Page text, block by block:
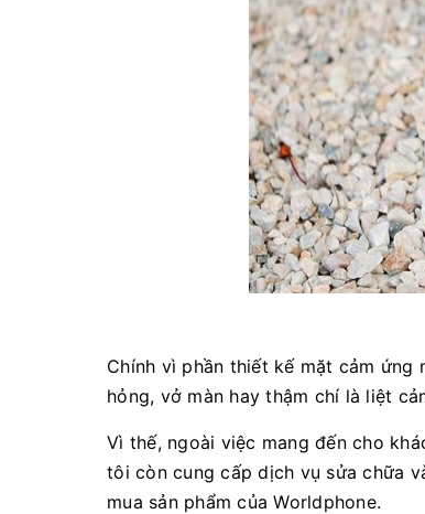
Chính vì phần thiết kế mặt cảm ứng
hỏng, vở màn hay thậm chí là liệt
Vì thế, ngoài việc mang đến cho
tôi còn cung cấp dịch vụ sửa chữa
mua sản phẩm của Worldphone.